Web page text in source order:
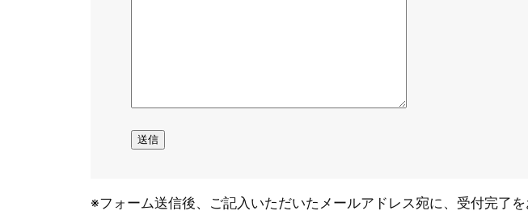
※フォーム送信後、ご記入いただいたメールアドレス宛に、受付完了